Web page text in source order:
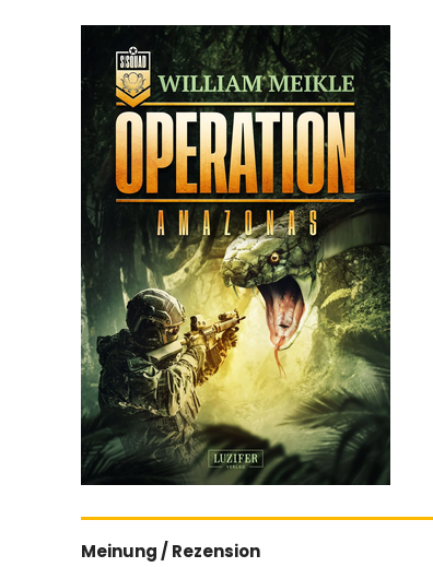
Meinung / Rezension